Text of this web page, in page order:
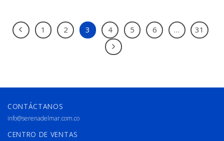
1 2 3 4 5 6 … 31
CONTÁCTANOS
info@serenadelmar.com.co
CENTRO DE VENTAS